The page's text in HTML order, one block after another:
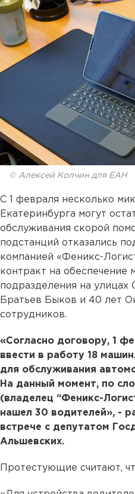
© Алексей Колчин для ЕАН
С 1 февраля несколько
Екатеринбурга могут
обслуживания скорой
подстанций отказались
компанией «Феникс-
контракт на обеспечение
подразделения на
Братьев Быков и 40 лет
сотрудников.
«Согласно договору, 1
ввести в работу 18
для обслуживания
На данный момент, по
(владелец “Феникс-
нашел 30 водителей», -
встрече с депутатом
Альшевских.
Протестующие считают,